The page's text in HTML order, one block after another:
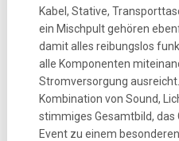
Kabel, Stative,
ein Mischpult gehören
damit alles reibungslos
alle Komponenten
Stromversorgung
Kombination von Sound,
stimmiges Gesamtbild, das
Event zu einem